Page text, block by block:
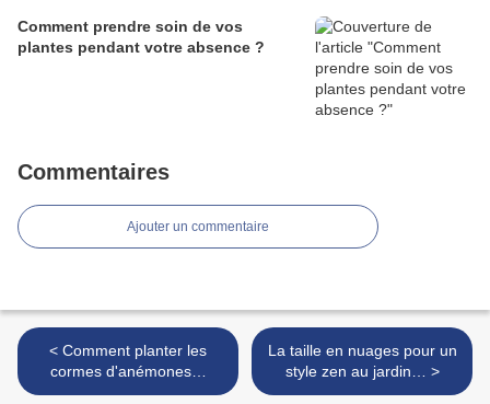
Comment prendre soin de vos
plantes pendant votre absence ?
Commentaires
Ajouter un commentaire
< Comment planter les
cormes d'anémones…
La taille en nuages pour un
style zen au jardin… >